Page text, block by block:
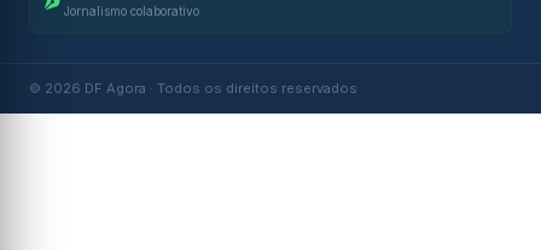
Jornalismo colaborativo
© 2026 DF Agora · Todos os direitos reservados